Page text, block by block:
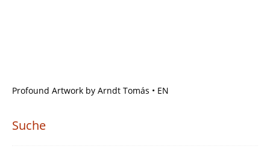
Profound Artwork by Arndt Tomás • EN
Suche